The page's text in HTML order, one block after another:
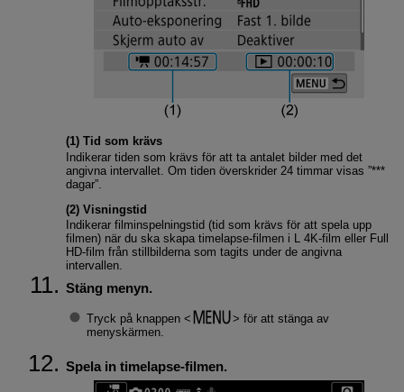
(1) Tid som krävs
Indikerar tiden som krävs för att ta antalet bilder med det
angivna intervallet. Om tiden överskrider 24 timmar visas ”***
dagar”.
(2) Visningstid
Indikerar filminspelningstid (tid som krävs för att spela upp
filmen) när du ska skapa timelapse-filmen i L 4K-film eller Full
HD-film från stillbilderna som tagits under de angivna
intervallen.
Stäng menyn.
Tryck på knappen
för att stänga av
menyskärmen.
Spela in timelapse-filmen.